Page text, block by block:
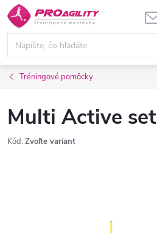
Prejsť
na
obsah
Tréningové pomôcky
Multi Active set
Kód: Zvoľte variant